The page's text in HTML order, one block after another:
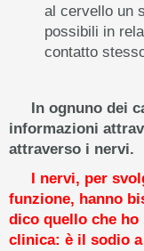
al cervello un
possibili in
contatto
In ognuno dei
informazioni
attraverso i nervi.
I nervi, per
funzione, hanno
dico quello che ho
clinica: è il sodio